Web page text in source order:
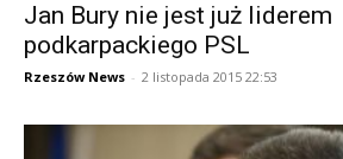
Jan Bury nie jest już liderem
podkarpackiego PSL
Rzeszów News - 2 listopada 2015 22:53